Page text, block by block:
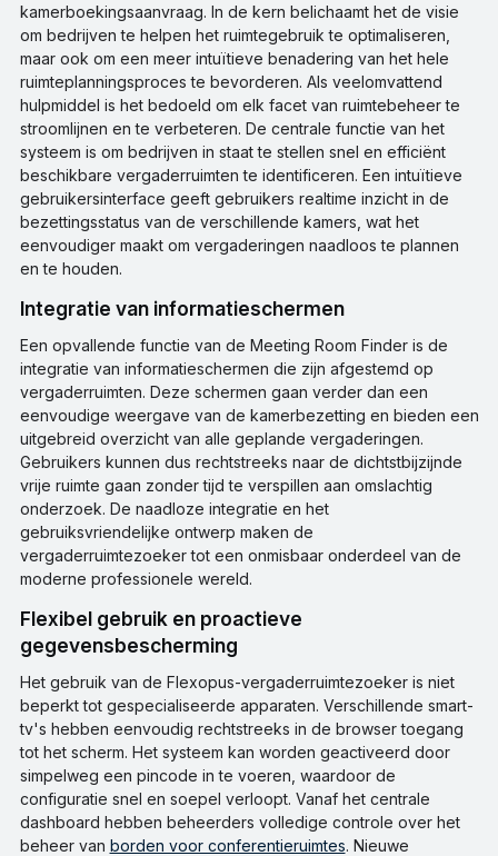
kamerboekingsaanvraag. In de kern belichaamt het de visie
om bedrijven te helpen het ruimtegebruik te optimaliseren,
maar ook om een meer intuïtieve benadering van het hele
ruimteplanningsproces te bevorderen. Als veelomvattend
hulpmiddel is het bedoeld om elk facet van ruimtebeheer te
stroomlijnen en te verbeteren. De centrale functie van het
systeem is om bedrijven in staat te stellen snel en efficiënt
beschikbare vergaderruimten te identificeren. Een intuïtieve
gebruikersinterface geeft gebruikers realtime inzicht in de
bezettingsstatus van de verschillende kamers, wat het
eenvoudiger maakt om vergaderingen naadloos te plannen
en te houden.
Integratie van informatieschermen
Een opvallende functie van de Meeting Room Finder is de
integratie van informatieschermen die zijn afgestemd op
vergaderruimten. Deze schermen gaan verder dan een
eenvoudige weergave van de kamerbezetting en bieden een
uitgebreid overzicht van alle geplande vergaderingen.
Gebruikers kunnen dus rechtstreeks naar de dichtstbijzijnde
vrije ruimte gaan zonder tijd te verspillen aan omslachtig
onderzoek. De naadloze integratie en het
gebruiksvriendelijke ontwerp maken de
vergaderruimtezoeker tot een onmisbaar onderdeel van de
moderne professionele wereld.
Flexibel gebruik en proactieve
gegevensbescherming
Het gebruik van de Flexopus-vergaderruimtezoeker is niet
beperkt tot gespecialiseerde apparaten. Verschillende smart-
tv's hebben eenvoudig rechtstreeks in de browser toegang
tot het scherm. Het systeem kan worden geactiveerd door
simpelweg een pincode in te voeren, waardoor de
configuratie snel en soepel verloopt. Vanaf het centrale
dashboard hebben beheerders volledige controle over het
beheer van borden voor conferentieruimtes. Nieuwe